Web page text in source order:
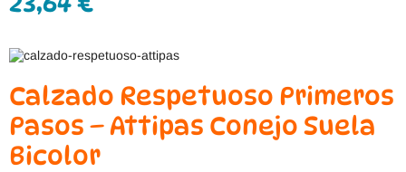
Calzado Respetuoso Primeros
Pasos – Attipas Conejo Suela
Bicolor